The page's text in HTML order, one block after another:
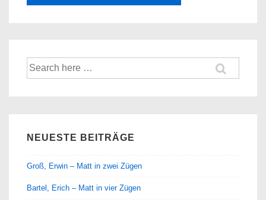
Suche
nach:
NEUESTE BEITRÄGE
Groß, Erwin – Matt in zwei Zügen
Bartel, Erich – Matt in vier Zügen